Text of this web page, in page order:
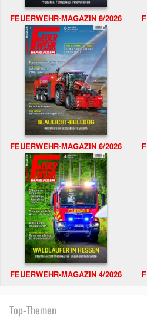
FEUERWEHR-MAGAZIN 8/2026
FEUERWEHR-MAGAZIN 6/2026
FEUERWEHR-MAGAZIN 4/2026
Top-Themen